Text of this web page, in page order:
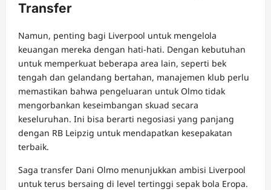
Transfer
Namun, penting bagi Liverpool untuk mengelola
keuangan mereka dengan hati-hati. Dengan kebutuhan
untuk memperkuat beberapa area lain, seperti bek
tengah dan gelandang bertahan, manajemen klub perlu
memastikan bahwa pengeluaran untuk Olmo tidak
mengorbankan keseimbangan skuad secara
keseluruhan. Ini bisa berarti negosiasi yang panjang
dengan RB Leipzig untuk mendapatkan kesepakatan
terbaik.
Saga transfer Dani Olmo menunjukkan ambisi Liverpool
untuk terus bersaing di level tertinggi sepak bola Eropa.